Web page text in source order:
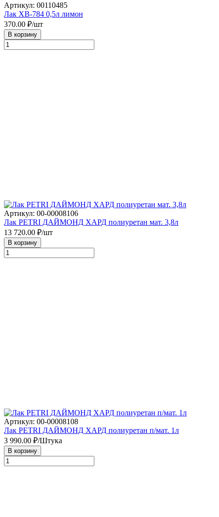
Артикул: 00110485
Лак ХВ-784 0,5л лимон
370.00 ₽/шт
В корзину
Артикул: 00-00008106
Лак PETRI ДАЙМОНД ХАРД полиуретан мат. 3,8л
13 720.00 ₽/шт
В корзину
Артикул: 00-00008108
Лак PETRI ДАЙМОНД ХАРД полиуретан п/мат. 1л
3 990.00 ₽/Штука
В корзину